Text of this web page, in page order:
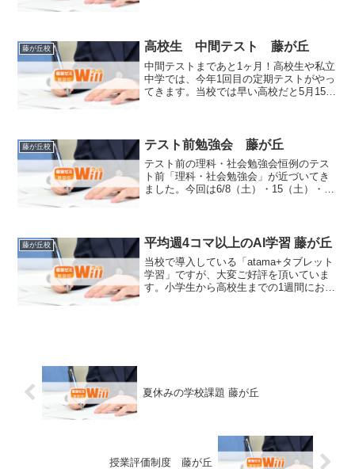
了承を得た上で入会手続きをし...
藤が丘校 高校生 中間テスト 藤が丘
中間テストまであと1ヶ月！高校生や私立
中学では、今年1回目の定期テストがやっ
てきます。当校では早い高校だと5月15日
月に学年末試...
藤が丘校 テスト前勉強会 藤が丘
テスト前の理科・社会勉強会恒例のテス
ト前「理科・社会勉強会」が近づいてき
ました。今回は6/8（土）・15（土）・
ト勉強を行いま...
藤が丘校 平均週4コマ以上のAI学習 藤が丘
当校で導入している「atama+タブレット
学習」ですが、大変ご好評を頂いていま
す。小学生から高校生までの1週間におけ
夏休みの学校課題 藤が丘
授業評価制度 藤が丘